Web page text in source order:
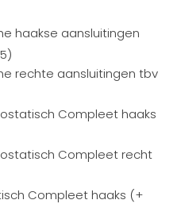
haakse aansluitingen
rechte aansluitingen tbv
Compleet haaks
Compleet recht
Compleet haaks (+